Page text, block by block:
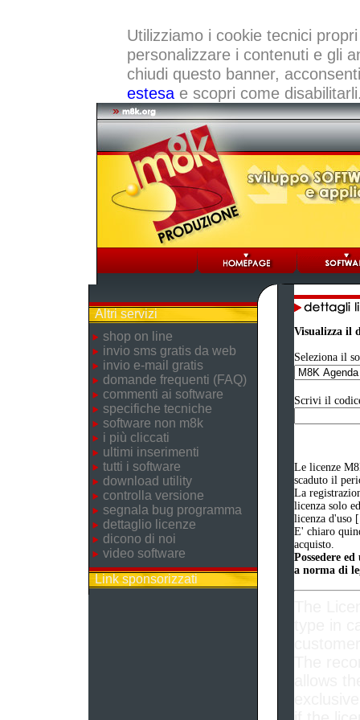
Utilizziamo i cookie tecnici
personalizzare i contenuti e gli
chiudi questo banner,
estesae scopri come
Altri servizi
shop on line
invio sms gratis da web
invio e-mail gratis
domande frequenti (FAQ)
commenti ai software
specifiche tecniche
software non m8k
i più cliccati
ultimi inserimenti
tutti i software
download utility
controlla versione
segnala bug programma
dettaglio licenze
dicono di noi
video software
Link sponsorizzati
Visualizza il
Seleziona il
Scrivi il
Le licenze
scaduto il
La
licenza solo
licenza d'uso
E' chiaro
acquisto.
Possedere
a norma di